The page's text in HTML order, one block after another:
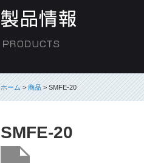
ホーム>商品> SMFE-20
SMFE-20